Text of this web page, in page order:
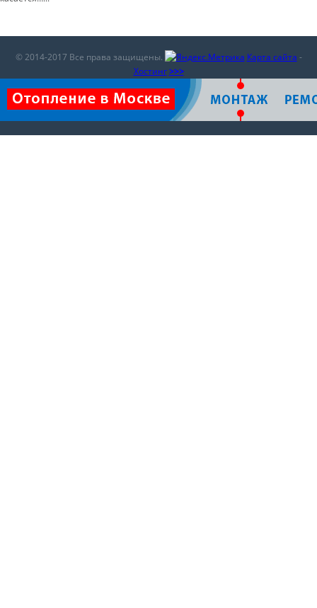
© 2014-2017 Все права защищены. Карта сайта -
Хостинг >>>